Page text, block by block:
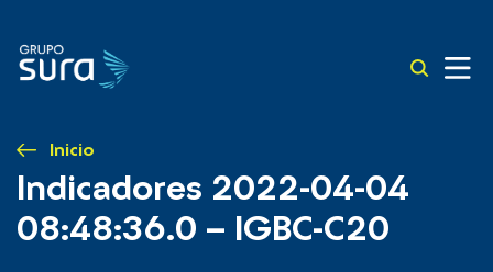
Inicio
Indicadores 2022-04-04
08:48:36.0 – IGBC-C20